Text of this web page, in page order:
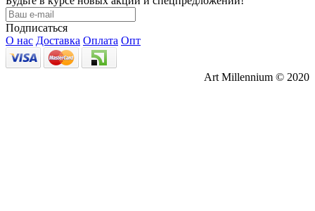
Подписаться
О нас Доставка Оплата Опт
Art Millennium © 2020